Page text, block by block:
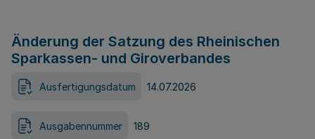
Änderung der Satzung des Rheinischen
Sparkassen- und Giroverbandes
Ausfertigungsdatum 14.07.2026
Ausgabennummer 189